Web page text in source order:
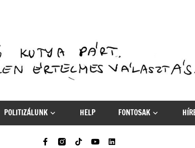
POLITIZÁLUNK HELP FONTOSAK